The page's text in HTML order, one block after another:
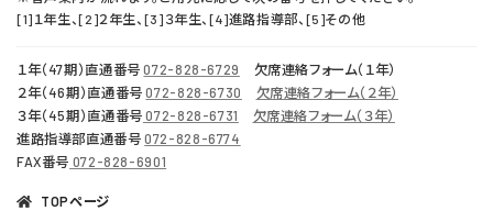
[1]１年生、[2]２年生、[3]３年生、[4]進路指導部、[5]その他
１年（47期）直通番号072-828-6729
欠席連絡フォーム（１年）
２年（46期）直通番号072-828-6730
欠席連絡フォーム（２年）
３年（45期）直通番号 072-828-6731
欠席連絡フォーム（３年）
進路指導部直通番号072-828-6774
FAX番号 072-828-6901
TOPページ